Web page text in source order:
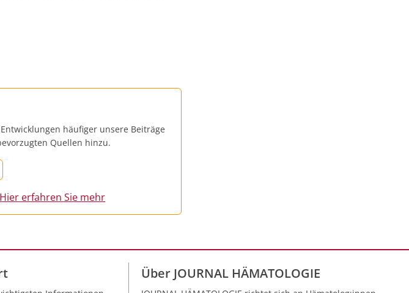
häufiger unsere Beiträge
Quellen hinzu.
Hier erfahren Sie mehr
Über JOURNAL HÄMATOLOGIE